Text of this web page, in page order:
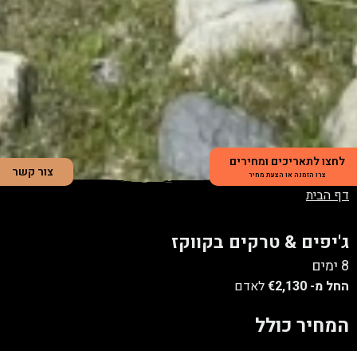
דף הבית
ג'יפים & טרקים בקווקז
8 ימים
החל מ- €2,130לאדם
המחיר כולל
לחצו לתאריכים ומחירים
צרו הזמנה או הצעת מחיר צור קשר